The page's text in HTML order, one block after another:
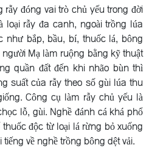
rẫy đóng vai trò chủ yếu trong đời
rẫy đa canh, ngoài trồng lúa
như bắp, bầu, bí, thuốc lá, bông
Mạ làm ruộng bằng kỹ thuật
quần đất đến khi nhão bùn thì
suất của rẫy theo số gùi lúa thu
Công cụ làm rẫy chủ yếu là
lỗ, gùi. Nghề đánh cá khá phổ
độc từ loại lá rừng bỏ xuống
về nghề trồng bông dệt vải.